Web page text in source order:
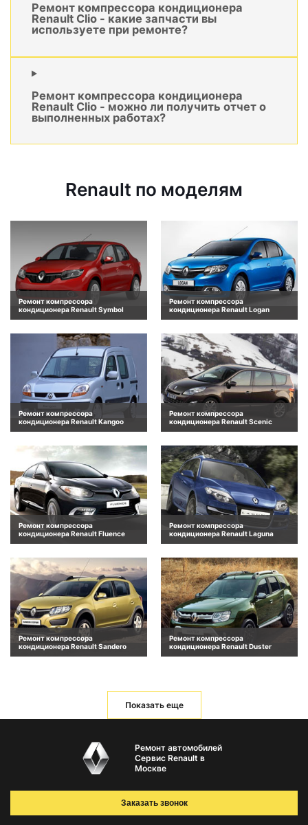
Ремонт компрессора кондиционера
Renault Clio - какие запчасти вы
используете при ремонте?
Ремонт компрессора кондиционера
Renault Clio - можно ли получить отчет о
выполненных работах?
Renault по моделям
Ремонт компрессора
кондиционера Renault Symbol
Ремонт компрессора
кондиционера Renault Logan
Ремонт компрессора
кондиционера Renault Kangoo
Ремонт компрессора
кондиционера Renault Scenic
Ремонт компрессора
кондиционера Renault Fluence
Ремонт компрессора
кондиционера Renault Laguna
Ремонт компрессора
кондиционера Renault Sandero
Ремонт компрессора
кондиционера Renault Duster
Показать еще
Ремонт автомобилей
Сервис Renault в
Москве
Заказать звонок